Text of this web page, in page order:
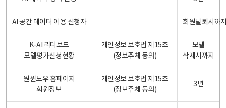
AI 공간 데이터 이용 신청자 회원탈퇴시까
K-AI 리더보드
모델평가신청현황
개인정보 보호법 제15조
(정보주체 동의)
모델
삭제시까지
원윈도우 홈페이지
회원정보
개인정보 보호법 제15조
(정보주체 동의)
3년